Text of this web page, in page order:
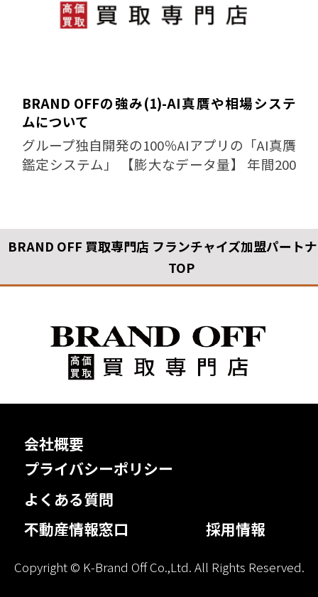
BRAND OFFの強み(1)-AI真贋や相場システ
ムについて
グループ独自開発の100％AIアプリの「AI真贋
鑑定システム」 【膨大なデータ量】 年間200
BRAND OFF 買取専門店 フランチャイズ加盟パート
TOP
会社概要
プライバシーポリシー
よくある質問
不動産情報窓口
採用情報
Copyright © K-Brand Off Co.,Ltd. All Rights Reserved.